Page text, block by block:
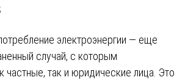
электроэнергии — еще
случай, с которым
частные, так и юридические лица. Это